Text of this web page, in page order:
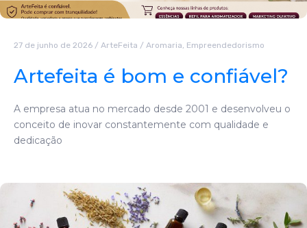
27 de junho de 2026 / ArteFeita / Aromaria, Empreendedorismo
Artefeita é bom e confiável?
A empresa atua no mercado desde 2001 e desenvolveu o
conceito de inovar constantemente com qualidade e
dedicação